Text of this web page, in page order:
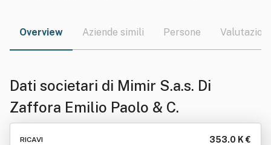
Overview Aziende simili Persone Valutazioni
Dati societari di Mimir S.a.s. Di
Zaffora Emilio Paolo & C.
RICAVI 353.0 K €